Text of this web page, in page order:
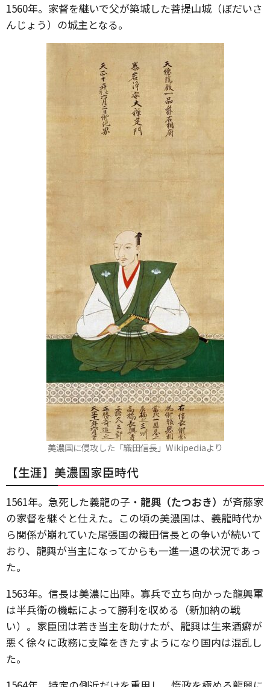
1560年。家督を継いで父が築城した菩提山城（ぼだいさ
んじょう）の城主となる。
美濃国に侵攻した「織田信長」Wikipediaより
【生涯】美濃国家臣時代
1561年。急死した義龍の子・ 龍興（たつおき） が斉藤家
の家督を継ぐと仕えた。この頃の美濃国は、義龍時代か
ら関係が崩れていた尾張国の織田信長との争いが続いて
おり、龍興が当主になってからも一進一退の状況であっ
た。
1563年。信長は美濃に出陣。寡兵で立ち向かった龍興軍
は半兵衛の機転によって勝利を収める（新加納の戦
い）。家臣団は若き当主を助けたが、龍興は生来酒癖が
悪く徐々に政務に支障をきたすようになり国内は混乱し
た。